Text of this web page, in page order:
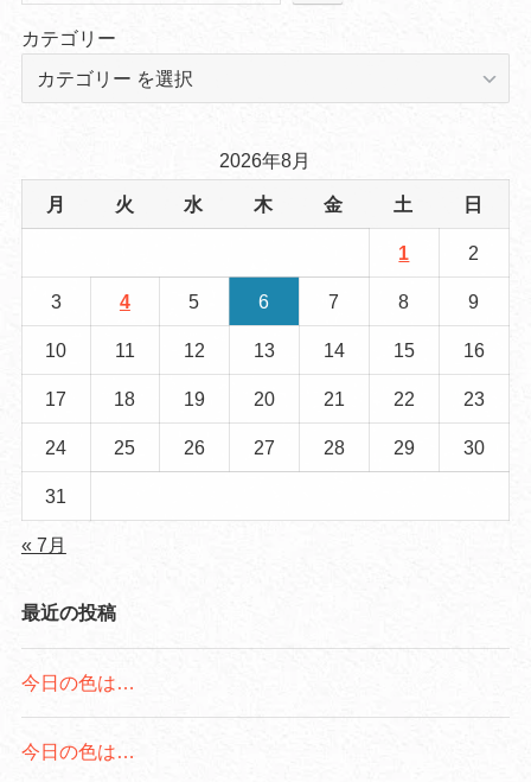
カテゴリー
2026年8月
月 火 水 木 金 土 日
1 2
3 4 5 6 7 8 9
10 11 12 13 14 15 16
17 18 19 20 21 22 23
24 25 26 27 28 29 30
31
« 7月
最近の投稿
今日の色は…
今日の色は…